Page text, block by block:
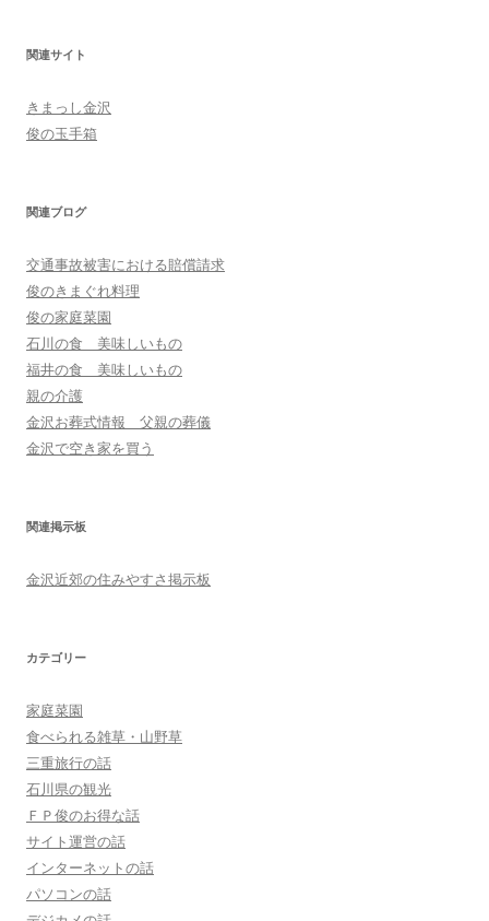
関連サイト
きまっし金沢
俊の玉手箱
関連ブログ
交通事故被害における賠償請求
俊のきまぐれ料理
俊の家庭菜園
石川の食 美味しいもの
福井の食 美味しいもの
親の介護
金沢お葬式情報 父親の葬儀
金沢で空き家を買う
関連掲示板
金沢近郊の住みやすさ掲示板
カテゴリー
家庭菜園
食べられる雑草・山野草
三重旅行の話
石川県の観光
ＦＰ俊のお得な話
サイト運営の話
インターネットの話
パソコンの話